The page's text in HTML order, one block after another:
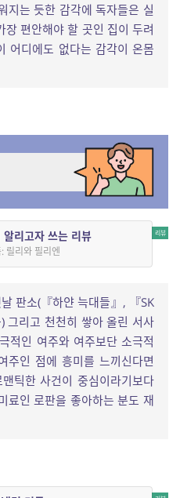
지는 듯한 감각에 독자들은 실
편안해야 할 곳인 집이 두려
어디에도 없다는 감각이 온몸
리고자 쓰는 리뷰
릴리와 필리엔
판소(『하얀 늑대들』, 『SK
리고 천천히 쌓아 올린 서사
적인 여주와 여주보단 소극적
주인 점에 흥미를 느끼신다면
틱한 사건이 중심이라기보다
료인 로판을 좋아하는 분도 재